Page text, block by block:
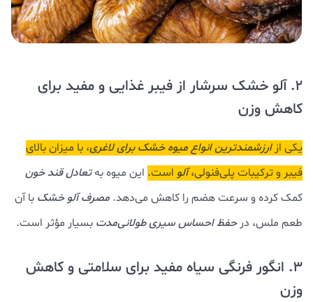
2. آلو خشک سرشار از فیبر غذایی و مفید برای
کاهش وزن
یکی از ارزشمندترین انواع میوه خشک برای لاغری، با میزان بالای
فیبر و ترکیبات پلی‌فنولی،آلو است. این میوه بهتعادل قند خون
کمک کرده و سرعت هضم را کاهش می‌دهد. مصرف آلو خشک با آن
طعم ملس، درحفظ احساس سیری طولانی‌مدت بسیار مؤثر است.
3. انگور فرنگی سیاه مفید برای سلامتی و کاهش
وزن